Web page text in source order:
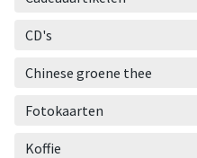
CD's
Chinese groene thee
Fotokaarten
Koffie